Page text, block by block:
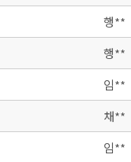
행**
행**
임**
채**
임**